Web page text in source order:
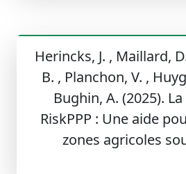
Herincks, J. , Maillard,
B. , Planchon, V. ,
Bughin, A. (2025).
RiskPPP : Une aide
zones agricoles